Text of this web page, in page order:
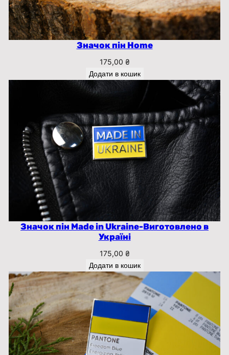
Значок пін Home
175,00 ₴
Додати в кошик
Значок пін Made in Ukraine-Виготовлено в
Україні
175,00 ₴
Додати в кошик